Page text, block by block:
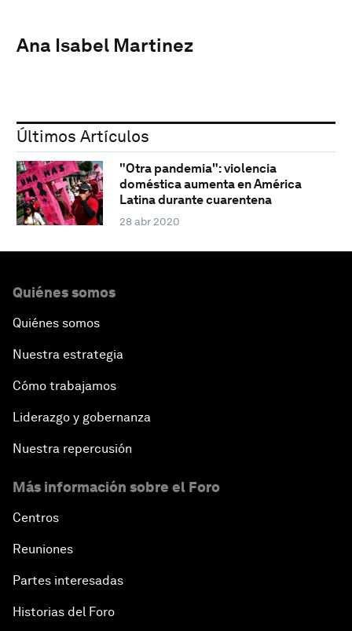
Ana Isabel Martinez
Últimos Artículos
"Otra pandemia": violencia
doméstica aumenta en América
Latina durante cuarentena
28 abr 2020
Quiénes somos
Quiénes somos
Nuestra estrategia
Cómo trabajamos
Liderazgo y gobernanza
Nuestra repercusión
Más información sobre el Foro
Centros
Reuniones
Partes interesadas
Historias del Foro